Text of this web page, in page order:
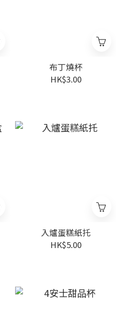
布丁燒杯
HK$3.00
入爐蛋糕紙托
HK$5.00